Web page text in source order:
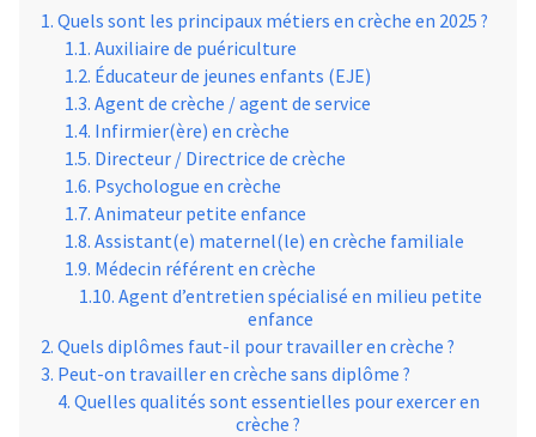
Quels sont les principaux métiers en crèche en 2025 ?
Auxiliaire de puériculture
Éducateur de jeunes enfants (EJE)
Agent de crèche / agent de service
Infirmier(ère) en crèche
Directeur / Directrice de crèche
Psychologue en crèche
Animateur petite enfance
Assistant(e) maternel(le) en crèche familiale
Médecin référent en crèche
Agent d’entretien spécialisé en milieu petite
enfance
Quels diplômes faut-il pour travailler en crèche ?
Peut-on travailler en crèche sans diplôme ?
Quelles qualités sont essentielles pour exercer en
crèche ?